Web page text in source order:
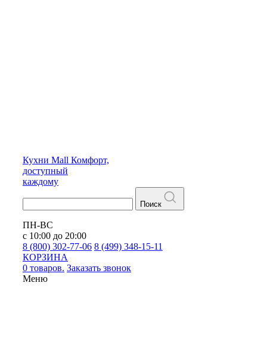
Кухни Mall Комфорт,
доступный
каждому
Поиск
ПН-ВС
с 10:00 до 20:00
8 (800) 302-77-06 8 (499) 348-15-11
КОРЗИНА
0 товаров. Заказать звонок
Меню